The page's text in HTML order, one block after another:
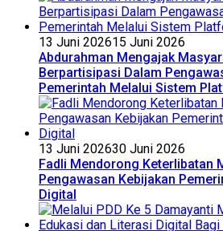
13 Juni 202615 Juni 2026
Abdurahman Mengajak
Berpartisipasi Dalam
Pemerintah Melalui Sistem
13 Juni 202630 Juni 2026
Fadli Mendorong Keterlibatan
Pengawasan Kebijakan
Digital